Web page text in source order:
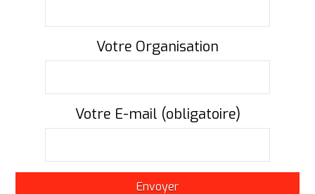
Votre Organisation
Votre E-mail (obligatoire)